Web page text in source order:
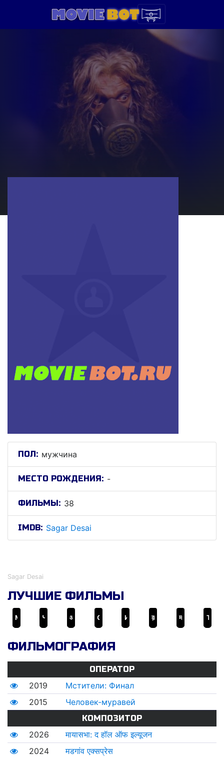
ПОЛ: мужчина
МЕСТО РОЖДЕНИЯ: -
ФИЛЬМЫ: 38
IMDB: Sagar Desai
Sagar Desai
ЛУЧШИЕ ФИЛЬМЫ
ФИЛЬМОГРАФИЯ
ОПЕРАТОР
2019
Мстители: Финал
2015
Человек-муравей
КОМПОЗИТОР
2026
मायासभा: द हॉल ऑफ इल्यूजन
2024
मडगांव एक्सप्रेस